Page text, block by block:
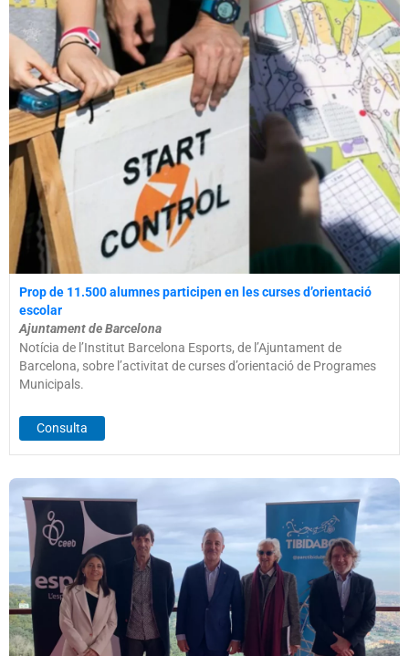
Prop de 11.500 alumnes participen en les curses d’orientació
escolar
Ajuntament de Barcelona
Notícia de l’Institut Barcelona Esports, de l’Ajuntament de
Barcelona, sobre l’activitat de curses d’orientació de Programes
Municipals.
Consulta